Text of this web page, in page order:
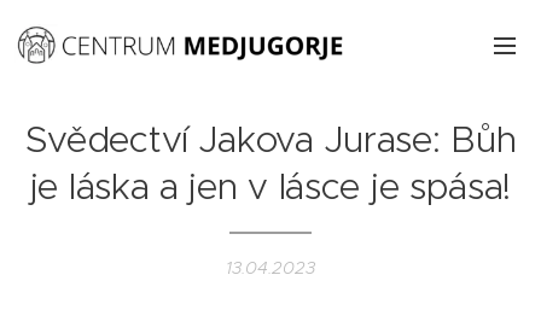
Svědectví Jakova Jurase: Bůh
je láska a jen v lásce je spása!
13.04.2023